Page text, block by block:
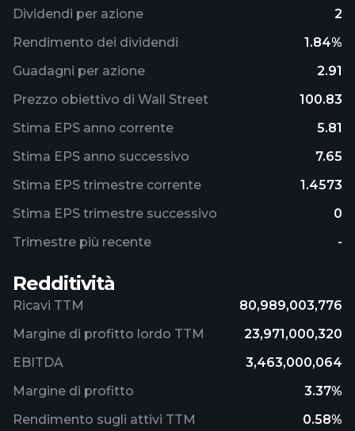
Dividendi per azione
2
Rendimento dei dividendi
1.84%
Guadagni per azione
2.91
Prezzo obiettivo di Wall Street
100.83
Stima EPS anno corrente
5.81
Stima EPS anno successivo
7.65
Stima EPS trimestre corrente
1.4573
Stima EPS trimestre successivo
0
Trimestre più recente
-
Redditività
Ricavi TTM
80,989,003,776
Margine di profitto lordo TTM
23,971,000,320
EBITDA
3,463,000,064
Margine di profitto
3.37%
Rendimento sugli attivi TTM
0.58%